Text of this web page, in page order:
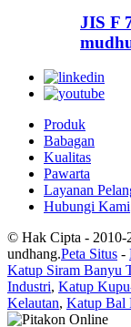
JIS F
Produk
Babagan
Kualitas
Pawarta
Layanan
Hubungi Kami
© Hak Cipta - 2010-
undhang.Peta Situs -
Katup Siram Banyu
Industri, Katup
Kelautan, Katup Bal